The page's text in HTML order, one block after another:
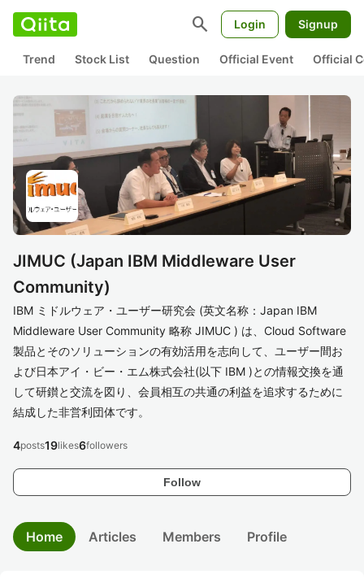
search Login Signup
Trend Stock List Question Official Event Official
JIMUC (Japan IBM Middleware User
Community)
IBM ミドルウェア・ユーザー研究会 (英文名称：Japan IBM
Middleware User Community 略称 JIMUC ) は、Cloud Software
製品とそのソリューションの有効活用を志向して、ユーザー間お
よび日本アイ・ビー・エム株式会社(以下 IBM )との情報交換を通
して研鑚と交流を図り、会員相互の共通の利益を追求するために
結成した非営利団体です。
Follow
4posts19likes6followers
Home Articles Members Profile